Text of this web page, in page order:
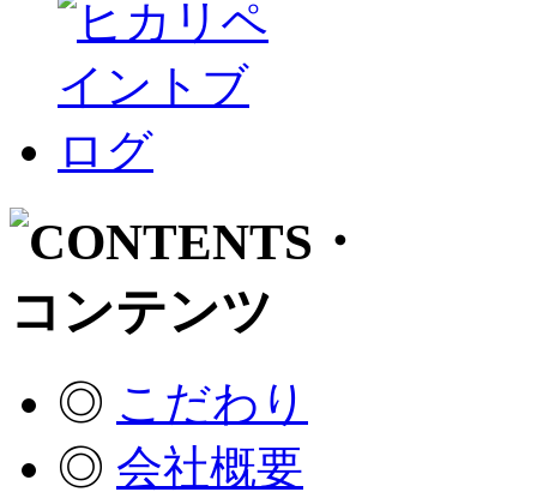
◎ こだわり
◎ 会社概要